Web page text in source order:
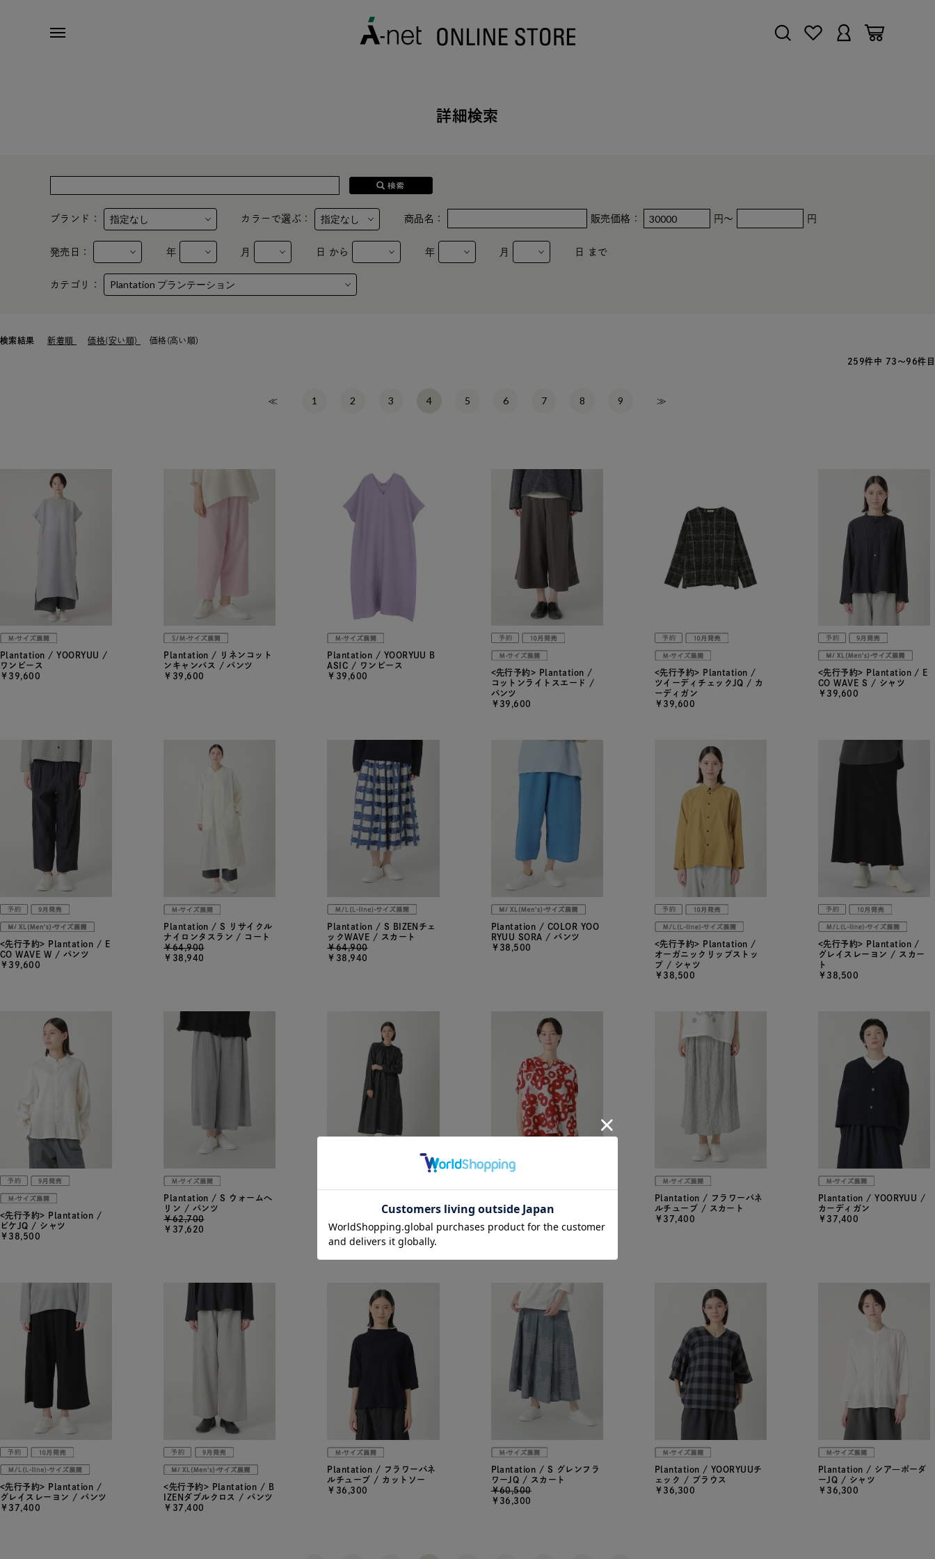
詳細検索
ブランド： カラーで選ぶ： 商品名： 販売価格： 円～ 円
発売日： 年 月 日 から 年 月 日 まで
カテゴリ：
検索結果 新着順 価格(安い順) 価格(高い順)
259件中 73～96件目
≪ 1 2 3 4 5 6 7 8 9 ≫
Plantation / YOORYUU /
ワンピース
￥39,600
Plantation / リネンコット
ンキャンバス / パンツ
￥39,600
Plantation / YOORYUU B
ASIC / ワンピース
￥39,600
<先行予約> Plantation /
コットンライトスエード /
パンツ
￥39,600
<先行予約> Plantation /
ツイーディチェックJQ / カ
ーディガン
￥39,600
<先行予約> Plantation / E
CO WAVE S / シャツ
￥39,600
<先行予約> Plantation / E
CO WAVE W / パンツ
￥39,600
Plantation / S リサイクル
ナイロンタスラン / コート
￥64,900
￥38,940
Plantation / S BIZENチェ
ックWAVE / スカート
￥64,900
￥38,940
Plantation / COLOR YOO
RYUU SORA / パンツ
￥38,500
<先行予約> Plantation /
オーガニックリップストッ
プ / シャツ
￥38,500
<先行予約> Plantation /
グレイスレーヨン / スカー
ト
￥38,500
<先行予約> Plantation /
ピケJQ / シャツ
￥38,500
Plantation / S ウォームへ
リン / パンツ
￥62,700
￥37,620
ビエラPT / ワンピース
￥37,620
プルオーバー
Plantation / フラワーパネ
ルチューブ / スカート
￥37,400
Plantation / YOORYUU /
カーディガン
￥37,400
<先行予約> Plantation /
グレイスレーヨン / パンツ
￥37,400
<先行予約> Plantation / B
IZENダブルクロス / パンツ
￥37,400
Plantation / フラワーパネ
ルチューブ / カットソー
￥36,300
Plantation / S グレンフラ
ワーJQ / スカート
￥60,500
￥36,300
Plantation / YOORYUUチ
ェック / ブラウス
￥36,300
Plantation / シア―ボーダ
ーJQ / シャツ
￥36,300